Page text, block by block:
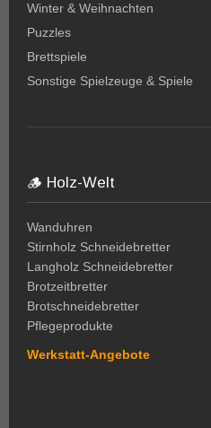
Winter & Weihnachten
Puzzles
Brettspiele
Sonstige Spielzeuge & Spiele
🪵 Holz-Welt
Wanduhren
Stirnholz Schneidebretter
Langholz Schneidebretter
Brotzeitbretter
Brotschneidebretter
Pflegeprodukte
Werkstatt-Angebote